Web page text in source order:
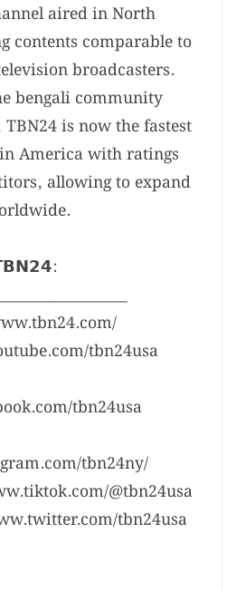
aired in North
contents comparable to
broadcasters.
bengali community
is now the fastest
America with ratings
allowing to expand
tbn24usa
tbn24usa
tbn24ny/
@tbn24usa
tbn24usa